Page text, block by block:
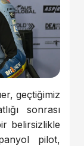
geçtiğimiz
sonrası
belirsizlikle
pilot,